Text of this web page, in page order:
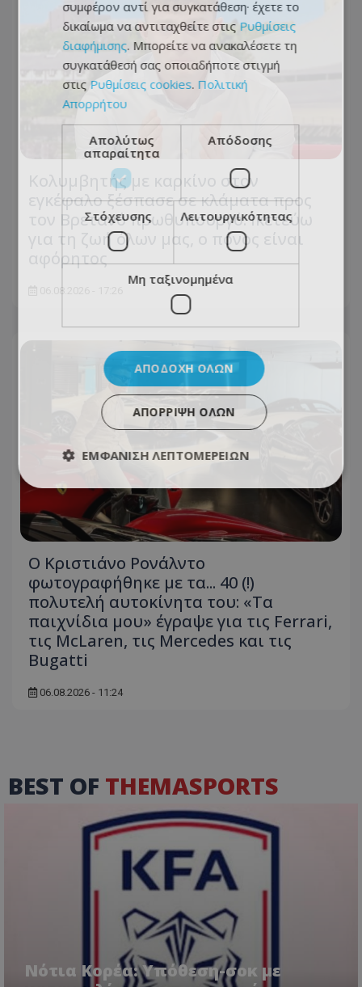
Κολυμβητής με καρκίνο στον
εγκέφαλο ξέσπασε σε κλάματα προς
τον Βρετανό πρωθυπουργό: Ικετεύω
για τη ζωή όλων μας, ο πόνος είναι
αφόρητος
Ο Κριστιάνο Ρονάλντο
φωτογραφήθηκε με τα... 40 (!)
πολυτελή αυτοκίνητα του: «Τα
παιχνίδια μου» έγραψε για τις Ferrari,
τις McLaren, τις Mercedes και τις
Bugatti
06.08.2026 - 11:24
BEST OF THEMASPORTS
Νότια Κορέα: Υπόθεση-σοκ με
συμφέρον αντί για συγκατάθεση· έχετε το
δικαίωμα να αντιταχθείτε στις Ρυθμίσεις
διαφήμισης. Μπορείτε να ανακαλέσετε τη
συγκατάθεσή σας οποιαδήποτε στιγμή
στις Ρυθμίσεις cookies. Πολιτική
Απορρήτου
Απολύτως
απαραίτητα
Απόδοσης
Στόχευσης Λειτουργικότητας
Μη ταξινομημένα
ΑΠΟΔΟΧΉ ΌΛΩΝ
ΑΠΌΡΡΙΨΗ ΌΛΩΝ
ΕΜΦΆΝΙΣΗ ΛΕΠΤΟΜΕΡΕΙΏΝ